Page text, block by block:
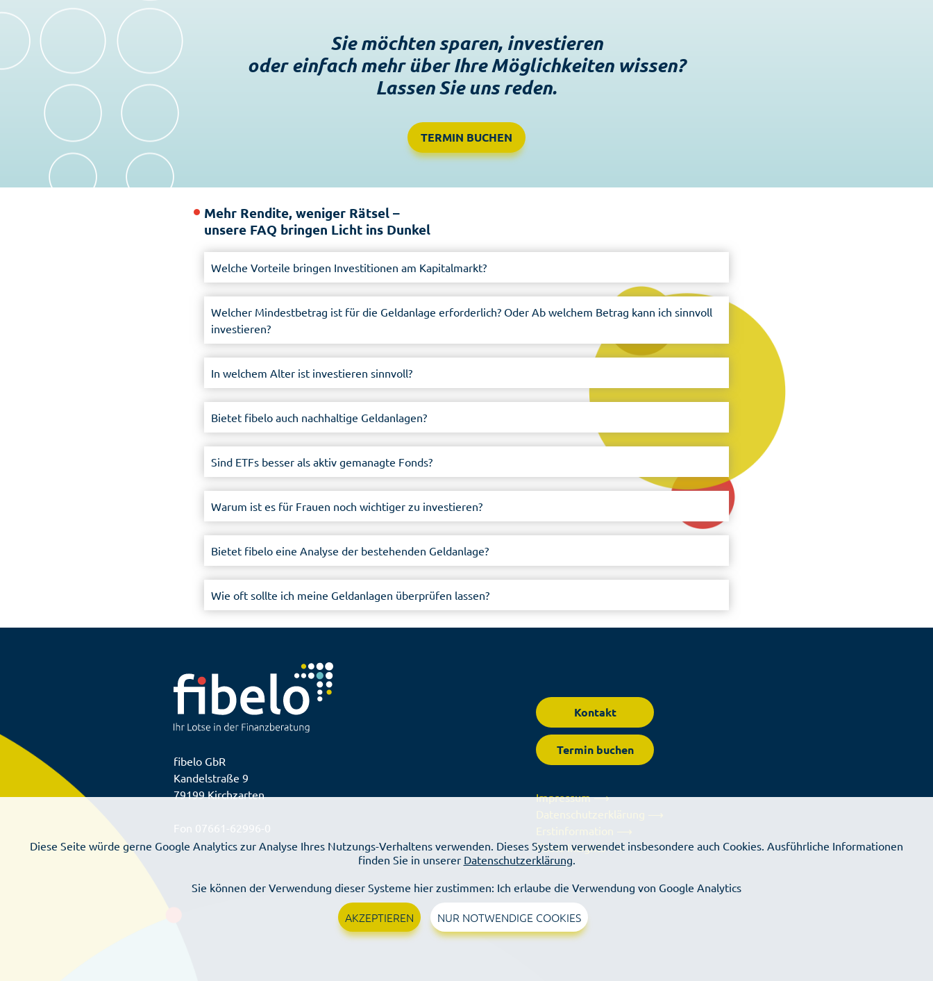
Sie möchten sparen, investieren
oder einfach mehr über Ihre Möglichkeiten wissen?
Lassen Sie uns reden.
TERMIN BUCHEN
Mehr Rendite, weniger Rätsel –
unsere FAQ bringen Licht ins Dunkel
Welche Vorteile bringen Investitionen am Kapitalmarkt?
Welcher Mindestbetrag ist für die Geldanlage erforderlich? Oder Ab welchem Betrag kann ich sinnvoll
investieren?
In welchem Alter ist investieren sinnvoll?
Bietet fibelo auch nachhaltige Geldanlagen?
Sind ETFs besser als aktiv gemanagte Fonds?
Warum ist es für Frauen noch wichtiger zu investieren?
Bietet fibelo eine Analyse der bestehenden Geldanlage?
Wie oft sollte ich meine Geldanlagen überprüfen lassen?
fibelo GbR
Kandelstraße 9
79199 Kirchzarten
Fon 07661-62996-0
Kontakt
Termin buchen
Impressum ⟶
fibelo Insights ⟶
Diese Seite würde gerne Google Analytics zur Analyse Ihres Nutzungs-Verhaltens verwenden. Dieses System verwendet insbesondere auch Cookies. Ausführliche Informationen
finden Sie in unserer Datenschutzerklärung.
Sie können der Verwendung dieser Systeme hier zustimmen: Ich erlaube die Verwendung von Google Analytics
AKZEPTIEREN NUR NOTWENDIGE COOKIES